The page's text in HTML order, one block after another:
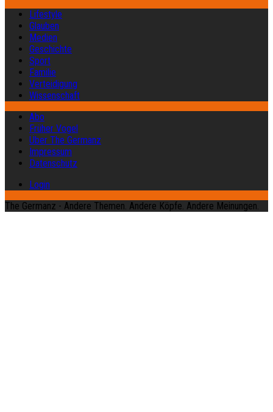
Lifestyle
Glauben
Medien
Geschichte
Sport
Familie
Verteidigung
Wissenschaft
Abo
Früher Vogel
Über The Germanz
Impressum
Datenschutz
Login
The Germanz - Andere Themen. Andere Köpfe. Andere Meinungen.